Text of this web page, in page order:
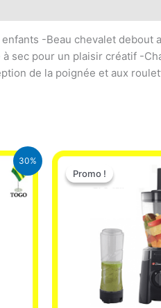
-Beau chevalet debout
sec pour un plaisir créatif -
de la poignée et aux
30%
Promo !
Promo !
Le
prix
initial
25.000